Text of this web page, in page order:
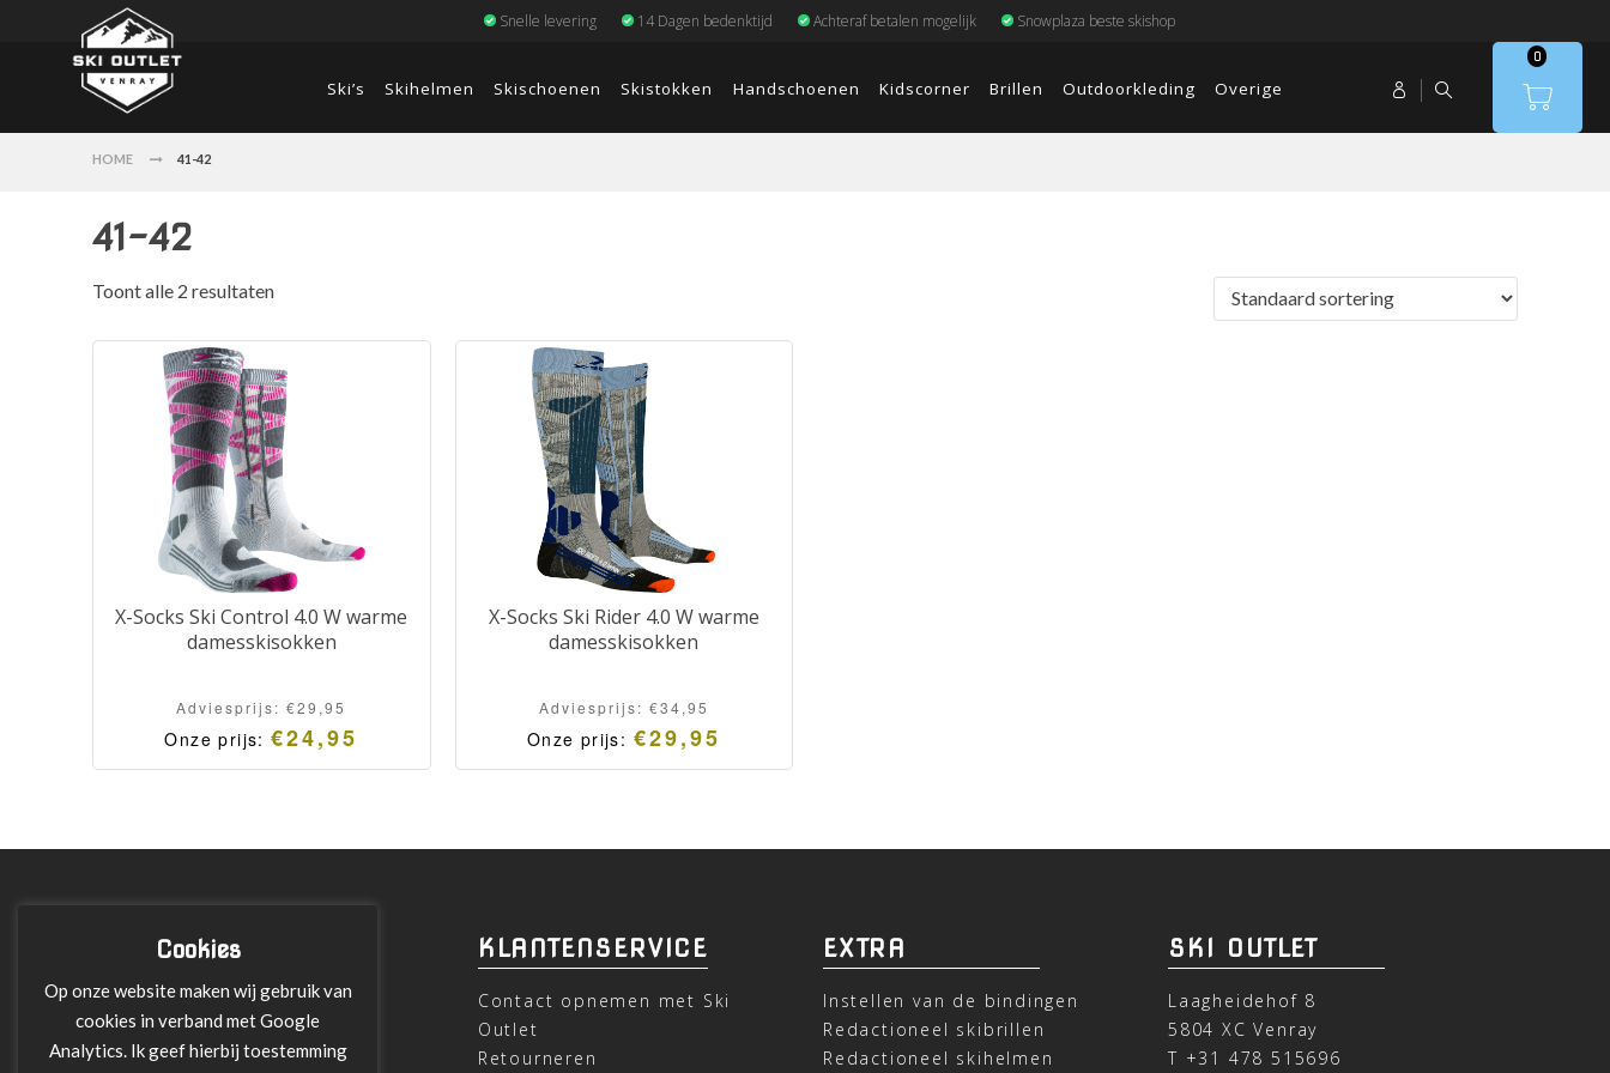
Snelle levering 14 Dagen bedenktijd Achteraf betalen mogelijk Snowplaza beste skishop
Ski’s Skihelmen Skischoenen Skistokken Handschoenen Kidscorner Brillen Outdoorkleding Overige
0
HOME 41-42
41-42
Toont alle 2 resultaten
X-Socks Ski Control 4.0 W warme
damesskisokken
Adviesprijs:€29,95
Onze prijs:€24,95
X-Socks Ski Rider 4.0 W warme
damesskisokken
Adviesprijs: €34,95
Onze prijs: €29,95
INFORMATIE
Over ons
Leveringen
Betalen met Klarna
KLANTENSERVICE
Contact opnemen met Ski
Outlet
Retourneren
EXTRA
Instellen van de bindingen
Redactioneel skibrillen
Redactioneel skihelmen
SKI OUTLET
Laagheidehof 8
5804 XC Venray
T +31 478 515696
Cookies
Op onze website maken wij gebruik van
cookies in verband met Google
Analytics. Ik geef hierbij toestemming